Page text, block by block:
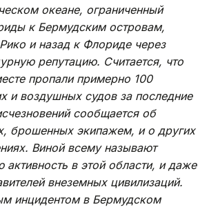
океане, ограниченный
к Бермудским островам,
и назад к Флориде через
репутацию. Считается, что
пропали примерно 100
и воздушных судов за последние
сообщается об
брошенных экипажем, и о других
Виной всему называют
в этой области, и даже
внеземных цивилизаций.
инцидентом в Бермудском